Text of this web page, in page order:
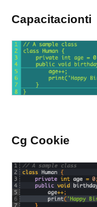
Capacitacionti
Cg Cookie